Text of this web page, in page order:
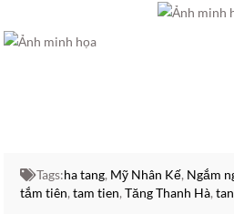
Tags:ha tang, Mỹ Nhân Kế, Ngắm
tắm tiên, tam tien, Tăng Thanh Hà,